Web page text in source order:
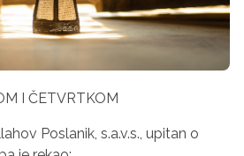
I ČETVRTKOM
Poslanik, s.a.v.s., upitan o